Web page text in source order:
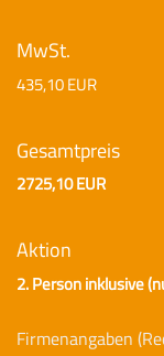
MwSt.
435,10 EUR
Gesamtpreis
2725,10 EUR
Aktion
2. Person inklusive
Firmenangaben